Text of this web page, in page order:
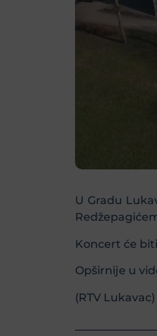
U Gradu
Koncert će
Opširnije u
(RTV Lukavac)